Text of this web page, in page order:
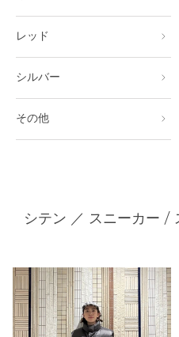
レッド
シルバー
その他
シテン ／ スニーカー /